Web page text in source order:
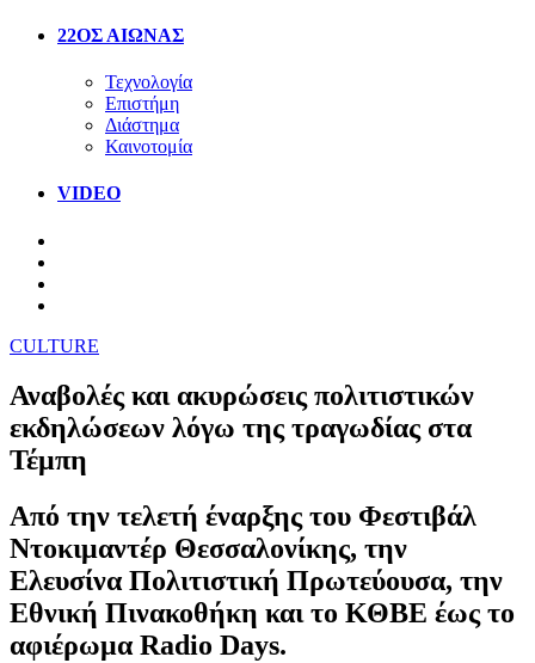
22ΟΣ ΑΙΩΝΑΣ
Τεχνολογία
Επιστήμη
Διάστημα
Καινοτομία
VIDEO
CULTURE
Αναβολές και ακυρώσεις πολιτιστικών
εκδηλώσεων λόγω της τραγωδίας στα
Τέμπη
Από την τελετή έναρξης του Φεστιβάλ
Ντοκιμαντέρ Θεσσαλονίκης, την
Ελευσίνα Πολιτιστική Πρωτεύουσα, την
Εθνική Πινακοθήκη και το ΚΘΒΕ έως το
αφιέρωμα Radio Days.